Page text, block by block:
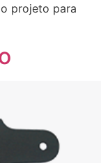
projeto para